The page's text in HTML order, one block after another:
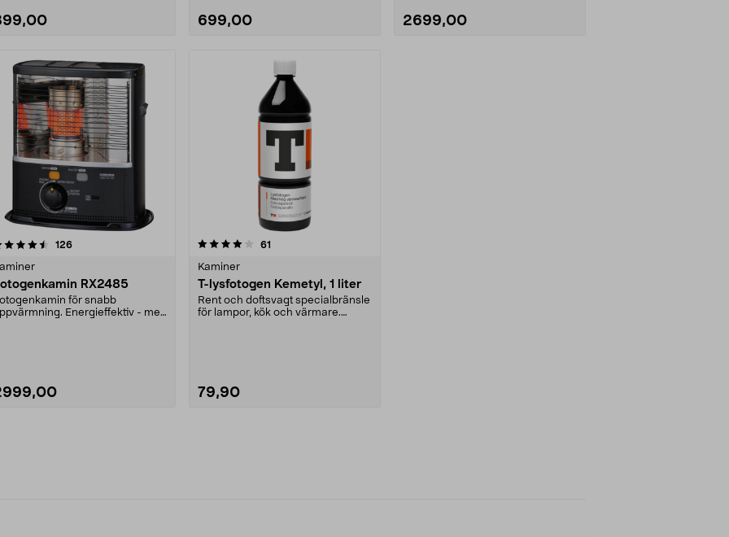
699,00 2699,00
126recensioner
RX2485
för snabb
Energieffektiv - med
4.0 av 5 stjärnor 61
Kaminer
T-lysfotogen Kemetyl, 1 liter
Rent och doftsvagt specialbränsle
för lampor, kök och värmare.
79,90